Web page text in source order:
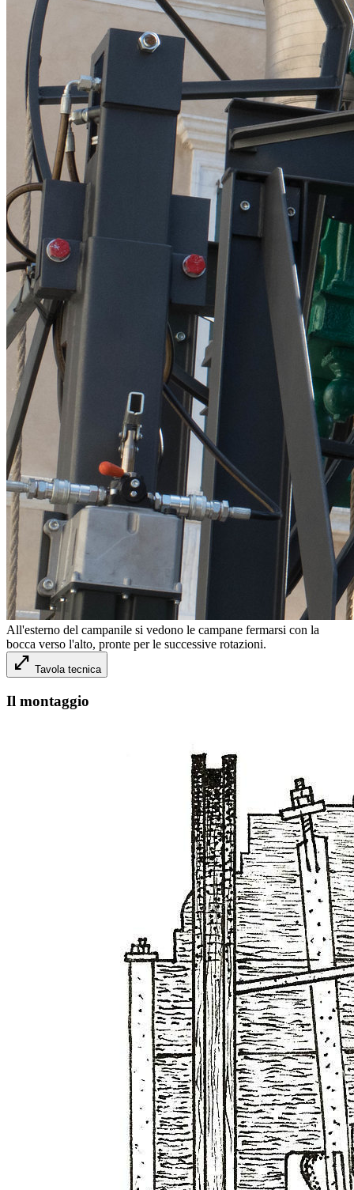
All'esterno del campanile si vedono le campane fermarsi con la
bocca verso l'alto, pronte per le successive rotazioni.
open_in_full Tavola tecnica
Il montaggio